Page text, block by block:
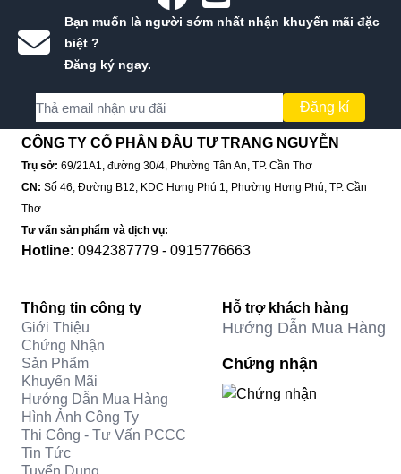
Bạn muốn là người sớm nhất nhận khuyến mãi đặc
biệt ?
Đăng ký ngay.
Đăng kí
CÔNG TY CỔ PHẦN ĐẦU TƯ TRANG NGUYỄN
Trụ sở: 69/21A1, đường 30/4, Phường Tân An, TP. Cần Thơ
CN: Số 46, Đường B12, KDC Hưng Phú 1, Phường Hưng Phú, TP. Cần
Thơ
Tư vấn sản phẩm và dịch vụ:
Hotline: 0942387779 - 0915776663
Thông tin công ty
Giới Thiệu
Chứng Nhận
Sản Phẩm
Khuyến Mãi
Hướng Dẫn Mua Hàng
Hình Ảnh Công Ty
Thi Công - Tư Vấn PCCC
Tin Tức
Tuyển Dụng
Hỗ trợ khách hàng
Hướng Dẫn Mua Hàng
Chứng nhận